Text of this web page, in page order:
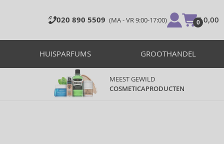
020 890 5509 (MA - VR 9:00-17:00) 0
€ 0,00
HUISPARFUMS GROOTHANDEL
MEEST GEWILD
COSMETICAPRODUCTEN